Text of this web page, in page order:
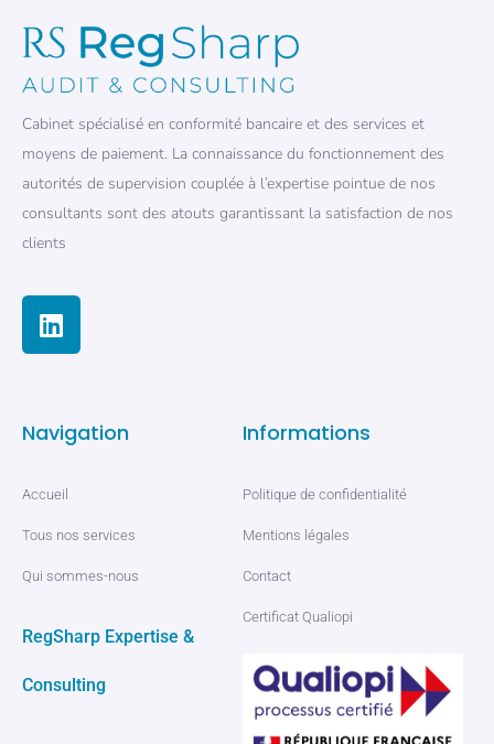
Cabinet spécialisé en conformité bancaire et des services et
moyens de paiement. La connaissance du fonctionnement des
autorités de supervision couplée à l’expertise pointue de nos
consultants sont des atouts garantissant la satisfaction de nos
clients
Navigation
Accueil
Tous nos services
Qui sommes-nous
RegSharp Expertise &
Consulting
Informations
Politique de confidentialité
Mentions légales
Contact
Certificat Qualiopi